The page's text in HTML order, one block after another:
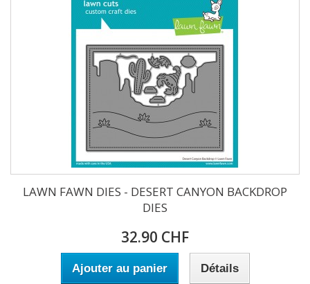
LAWN FAWN DIES - DESERT CANYON BACKDROP
DIES
32.90 CHF
Ajouter au panier Détails